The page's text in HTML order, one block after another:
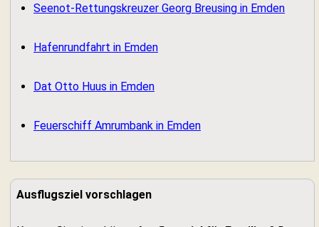
Seenot-Rettungskreuzer Georg Breusing in Emden
Hafenrundfahrt in Emden
Dat Otto Huus in Emden
Feuerschiff Amrumbank in Emden
Ausflugsziel vorschlagen